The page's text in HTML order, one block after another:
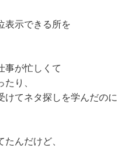
表示できる所を
事が忙しくて
り、
けてネタ探しを学んだのに
んだけど、